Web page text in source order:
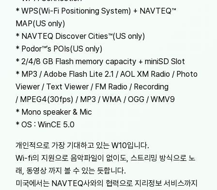
* WPS(Wi-Fi Positioning System) + NAVTEQ™
MAP(US only)
* NAVTEQ Discover Cities™(US only)
* Podor™’s POIs(US only)
* 2/4/8 GB Flash memory capacity + miniSD Slot
* MP3 / Adobe Flash Lite 2.1 / AOL XM Radio / Photo
Viewer / Text Viewer / FM Radio / Recording
/ MPEG4(30fps) / MP3 / WMA / OGG / WMV9
* Mono speaker & Mic
* OS : WinCE 5.0
개인적으로 가장 기대하고 있는 W10입니다.
Wi-fi의 지원으로 음악파일이 없이도, 스트리밍 방식으로 노
래, 동영상 까지 볼 수 있는 듯합니다.
미국에서는 NAVTEQ사와의 협력으로 지리정보 서비스까지